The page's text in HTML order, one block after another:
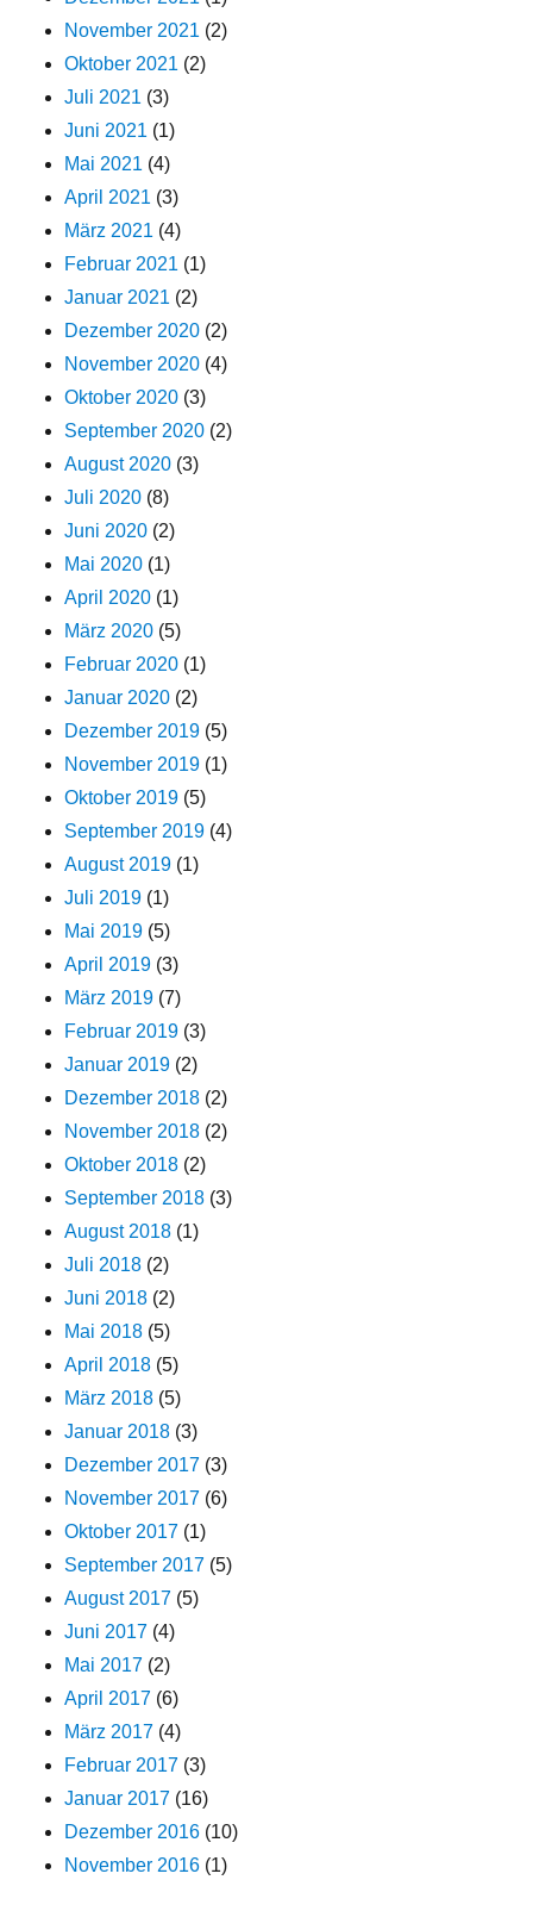
November 2021 (2)
Oktober 2021 (2)
Juli 2021 (3)
Juni 2021 (1)
Mai 2021 (4)
April 2021 (3)
März 2021 (4)
Februar 2021 (1)
Januar 2021 (2)
Dezember 2020 (2)
November 2020 (4)
Oktober 2020 (3)
September 2020 (2)
August 2020 (3)
Juli 2020 (8)
Juni 2020 (2)
Mai 2020 (1)
April 2020 (1)
März 2020 (5)
Februar 2020 (1)
Januar 2020 (2)
Dezember 2019 (5)
November 2019 (1)
Oktober 2019 (5)
September 2019 (4)
August 2019 (1)
Juli 2019 (1)
Mai 2019 (5)
April 2019 (3)
März 2019 (7)
Februar 2019 (3)
Januar 2019 (2)
Dezember 2018 (2)
November 2018 (2)
Oktober 2018 (2)
September 2018 (3)
August 2018 (1)
Juli 2018 (2)
Juni 2018 (2)
Mai 2018 (5)
April 2018 (5)
März 2018 (5)
Januar 2018 (3)
Dezember 2017 (3)
November 2017 (6)
Oktober 2017 (1)
September 2017 (5)
August 2017 (5)
Juni 2017 (4)
Mai 2017 (2)
April 2017 (6)
März 2017 (4)
Februar 2017 (3)
Januar 2017 (16)
Dezember 2016 (10)
November 2016 (1)